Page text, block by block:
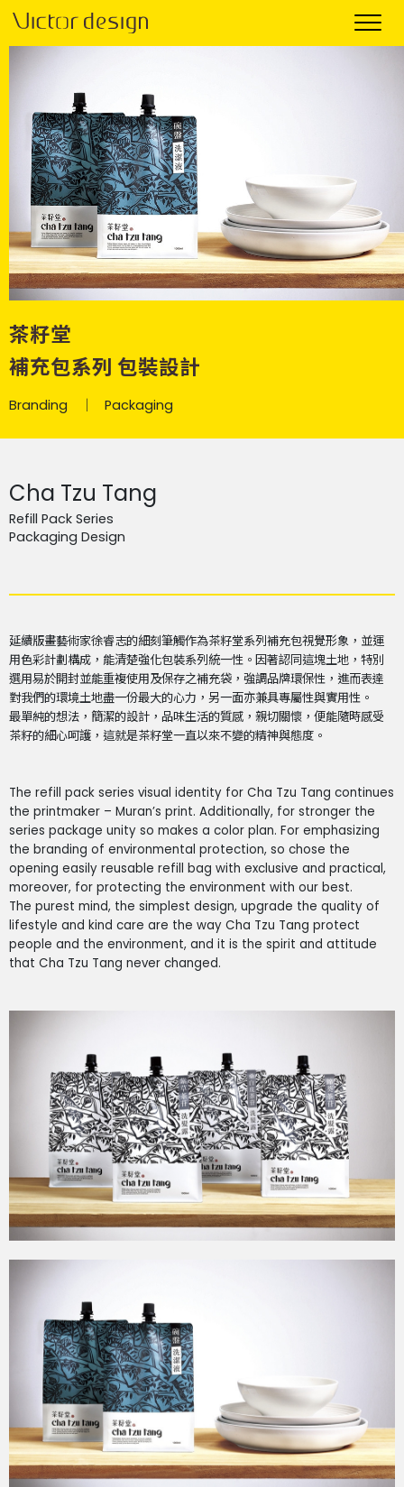
茶籽堂
補充包系列 包裝設計
Branding Packaging
Cha Tzu Tang
Refill Pack Series
Packaging Design
延續版畫藝術家徐睿志的細刻筆觸作為茶籽堂系列補充包視覺形象，並運
用色彩計劃構成，能清楚強化包裝系列統一性。因著認同這塊土地，特別
選用易於開封並能重複使用及保存之補充袋，強調品牌環保性，進而表達
對我們的環境土地盡一份最大的心力，另一面亦兼具專屬性與實用性。
最單純的想法，簡潔的設計，品味生活的質感，親切關懷，便能隨時感受
茶籽的細心呵護，這就是茶籽堂一直以來不變的精神與態度。
The refill pack series visual identity for Cha Tzu Tang continues
the printmaker – Muran’s print. Additionally, for stronger the
series package unity so makes a color plan. For emphasizing
the branding of environmental protection, so chose the
opening easily reusable refill bag with exclusive and practical,
moreover, for protecting the environment with our best.
The purest mind, the simplest design, upgrade the quality of
lifestyle and kind care are the way Cha Tzu Tang protect
people and the environment, and it is the spirit and attitude
that Cha Tzu Tang never changed.